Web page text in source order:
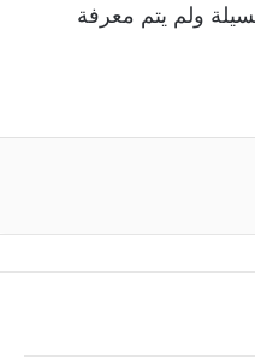
ولم يتم معرفة